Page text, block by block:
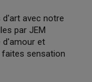
avec notre
par JEM
d'amour et
faites sensation